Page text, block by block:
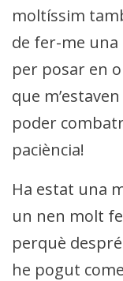
moltíssim
de fer-me una
per posar en
que
poder
paciència!
Ha estat una
un nen molt
perquè
he pogut